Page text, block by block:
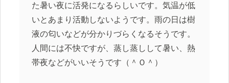
た暑い夜に活発になるらしいです。気温が低
いとあまり活動しないようです。雨の日は樹
液の匂いなどが分かりづらくなるそうです。
人間には不快ですが、蒸し蒸しして暑い、熱
帯夜などがいいそうです（＾Ｏ＾）